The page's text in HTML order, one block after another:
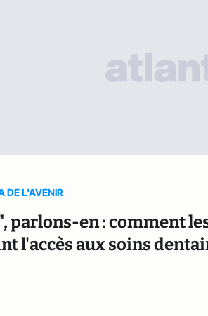
DE L'AVENIR
parlons-en : comment
l'accès aux soins